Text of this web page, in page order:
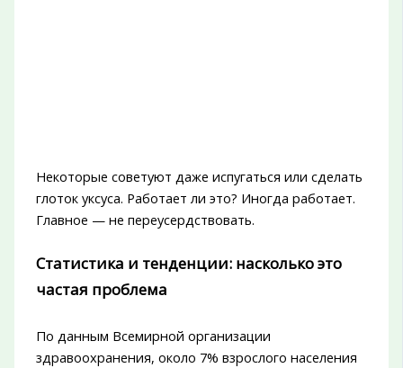
Некоторые советуют даже испугаться или сделать
глоток уксуса. Работает ли это? Иногда работает.
Главное — не переусердствовать.
Статистика и тенденции: насколько это
частая проблема
По данным Всемирной организации
здравоохранения, около 7% взрослого населения